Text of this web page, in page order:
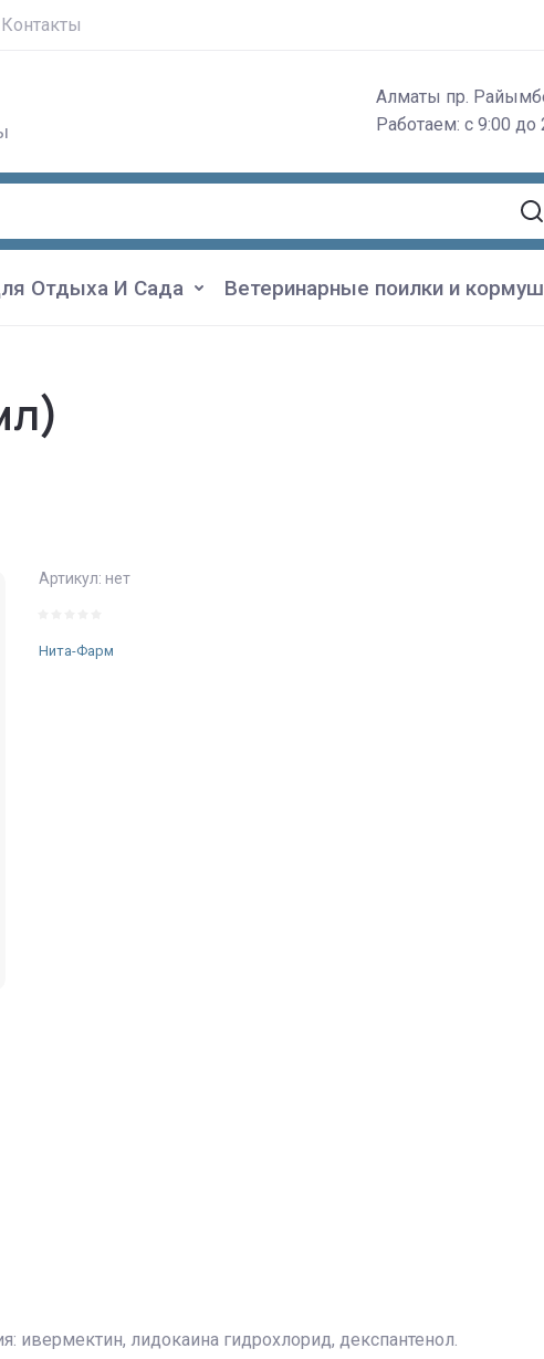
Контакты
Алматы пр.
Работаем: с 9:00 до
Отдыха И Сада Ветеринарные поилки и
Артикул: нет
Нита-Фарм
лидокаина гидрохлорид, декспантенол.